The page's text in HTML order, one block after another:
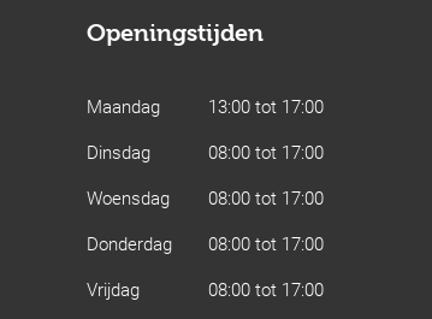
Openingstijden
Maandag
13:00 tot 17:00
Dinsdag
08:00 tot 17:00
Woensdag
08:00 tot 17:00
Donderdag
08:00 tot 17:00
Vrijdag
08:00 tot 17:00